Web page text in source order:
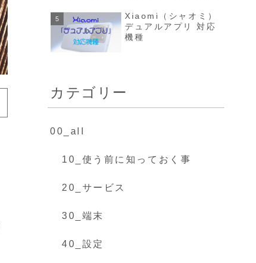
ロが分かりやすく解
説！
Xiaomi（シャオミ）
デュアルアプリ 対応
機種
カテゴリー
00_all
10_使う前に知っておく事
20_サービス
30_端末
40_設定